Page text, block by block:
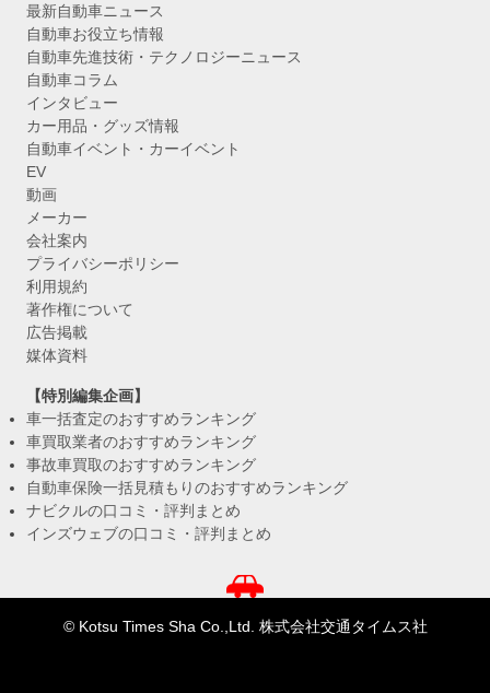
最新自動車ニュース
自動車お役立ち情報
自動車先進技術・テクノロジーニュース
自動車コラム
インタビュー
カー用品・グッズ情報
自動車イベント・カーイベント
EV
動画
メーカー
会社案内
プライバシーポリシー
利用規約
著作権について
広告掲載
媒体資料
【特別編集企画】
車一括査定のおすすめランキング
車買取業者のおすすめランキング
事故車買取のおすすめランキング
自動車保険一括見積もりのおすすめランキング
ナビクルの口コミ・評判まとめ
インズウェブの口コミ・評判まとめ
© Kotsu Times Sha Co.,Ltd. 株式会社交通タイムス社